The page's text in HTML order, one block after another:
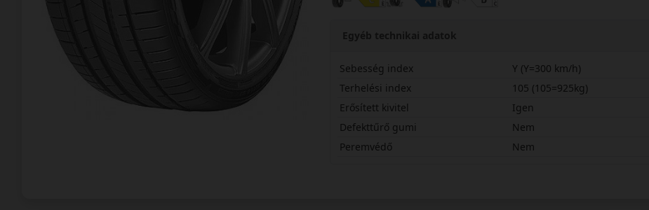
Egyéb technikai adatok
Sebesség index
Y (Y=300 km/h)
Terhelési index
105 (105=925kg)
Erősített kivitel
Igen
Defekttűrő gumi
Nem
Peremvédő
Nem